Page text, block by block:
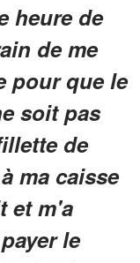
heure de
de me
pour que le
soit pas
de
ma caisse
et m'a
le